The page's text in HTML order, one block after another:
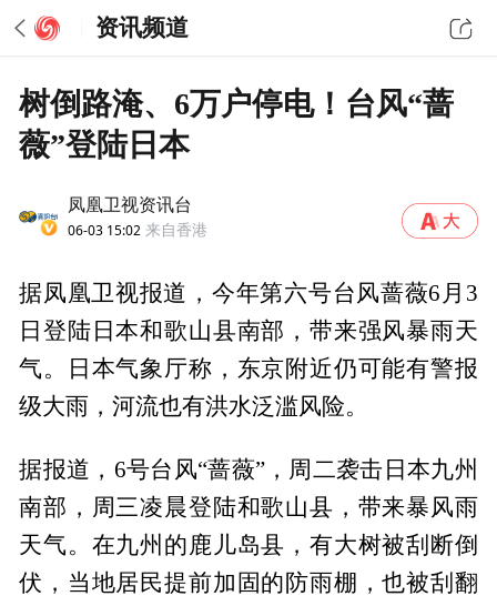
资讯频道
树倒路淹、6万户停电！台风“蔷
薇”登陆日本
凤凰卫视资讯台
06-03 15:02 来自香港
据凤凰卫视报道，今年第六号台风蔷薇6月3
日登陆日本和歌山县南部，带来强风暴雨天
气。日本气象厅称，东京附近仍可能有警报
级大雨，河流也有洪水泛滥风险。
据报道，6号台风“蔷薇”，周二袭击日本九州
南部，周三凌晨登陆和歌山县，带来暴风雨
天气。在九州的鹿儿岛县，有大树被刮断倒
伏，当地居民提前加固的防雨棚，也被刮翻